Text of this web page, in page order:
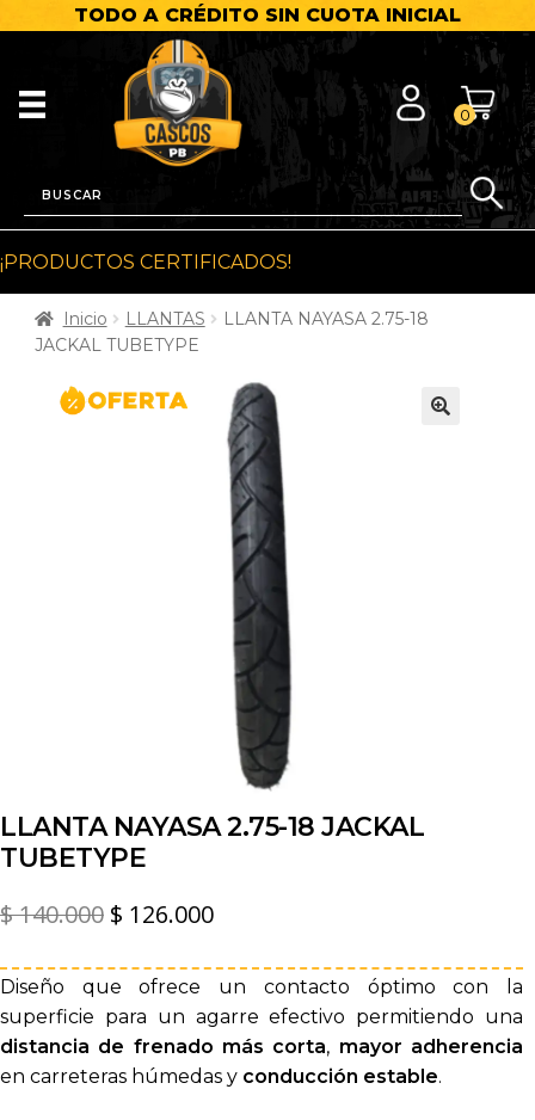
TODO A CRÉDITO SIN CUOTA INICIAL
0
¡PRODUCTOS CERTIFICADOS!
Inicio LLANTAS
LLANTA NAYASA 2.75-18
JACKAL TUBETYPE
LLANTA NAYASA 2.75-18 JACKAL
TUBETYPE
$140.000 El
original
era:
$ 140.000.
$ 126.000El
actual
es:
$ 126.000.
Diseño que ofrece un contacto óptimo con la
superficie para un agarre efectivo permitiendo una
distancia de frenado más corta, mayor adherencia
en carreteras húmedas y conducción estable.